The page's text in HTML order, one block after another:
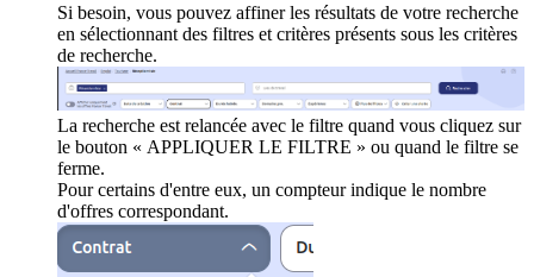
Si besoin, vous pouvez affiner les résultats de votre recherche
en sélectionnant des filtres et critères présents sous les critères
de recherche.
La recherche est relancée avec le filtre quand vous cliquez sur
le bouton « APPLIQUER LE FILTRE » ou quand le filtre se
ferme.
Pour certains d'entre eux, un compteur indique le nombre
d'offres correspondant.